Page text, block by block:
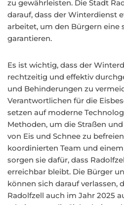
zu gewährleisten. Die Stadt
darauf, dass der Winterdienst
arbeitet, um den Bürgern eine
garantieren.
Es ist wichtig, dass der
rechtzeitig und effektiv
und Behinderungen zu
Verantwortlichen für die
setzen auf moderne
Methoden, um die Straßen
von Eis und Schnee zu
koordinierten Team und
sorgen sie dafür, dass
erreichbar bleibt. Die Bürger
können sich darauf verlassen,
Radolfzell auch im Jahr 2025